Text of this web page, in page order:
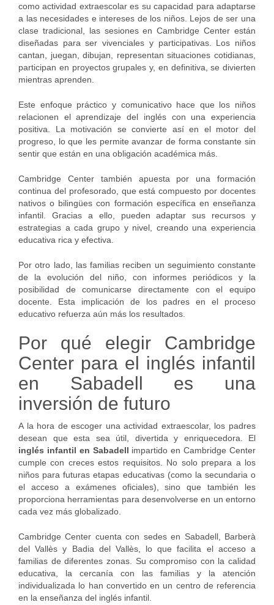
como actividad extraescolar es su capacidad para adaptarse
a las necesidades e intereses de los niños. Lejos de ser una
clase tradicional, las sesiones en Cambridge Center están
diseñadas para ser vivenciales y participativas. Los niños
cantan, juegan, dibujan, representan situaciones cotidianas,
participan en proyectos grupales y, en definitiva, se divierten
mientras aprenden.
Este enfoque práctico y comunicativo hace que los niños
relacionen el aprendizaje del inglés con una experiencia
positiva. La motivación se convierte así en el motor del
progreso, lo que les permite avanzar de forma constante sin
sentir que están en una obligación académica más.
Cambridge Center también apuesta por una formación
continua del profesorado, que está compuesto por docentes
nativos o bilingües con formación específica en enseñanza
infantil. Gracias a ello, pueden adaptar sus recursos y
estrategias a cada grupo y nivel, creando una experiencia
educativa rica y efectiva.
Por otro lado, las familias reciben un seguimiento constante
de la evolución del niño, con informes periódicos y la
posibilidad de comunicarse directamente con el equipo
docente. Esta implicación de los padres en el proceso
educativo refuerza aún más los resultados.
Por qué elegir Cambridge
Center para el inglés infantil
en Sabadell es una
inversión de futuro
A la hora de escoger una actividad extraescolar, los padres
desean que esta sea útil, divertida y enriquecedora. El
inglés infantil en Sabadell impartido en Cambridge Center
cumple con creces estos requisitos. No solo prepara a los
niños para futuras etapas educativas (como la secundaria o
el acceso a exámenes oficiales), sino que también les
proporciona herramientas para desenvolverse en un entorno
cada vez más globalizado.
Cambridge Center cuenta con sedes en Sabadell, Barberà
del Vallès y Badia del Vallès, lo que facilita el acceso a
familias de diferentes zonas. Su compromiso con la calidad
educativa, la cercanía con las familias y la atención
individualizada lo han convertido en un centro de referencia
en la enseñanza del inglés infantil.